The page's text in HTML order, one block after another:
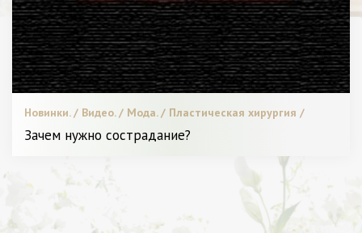
Новинки. / Видео. / Мода. / Пластическая хирургия /
Битва стилистов. / С чем носить. / Я Женщина - Разное
Зачем нужно сострадание?